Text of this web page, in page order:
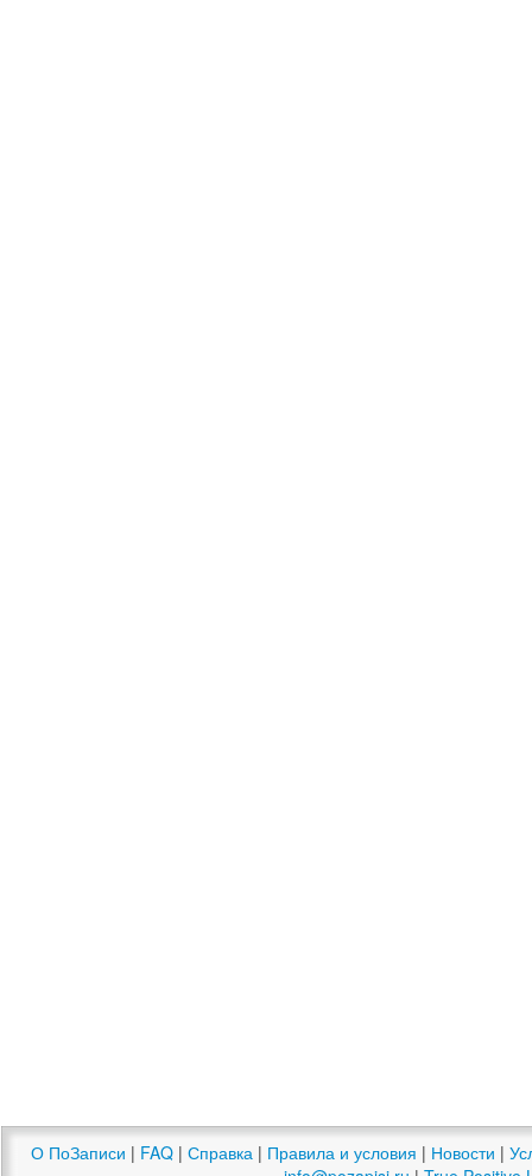
О ПоЗаписи | FAQ | Справка | Правила и условия | Новости |